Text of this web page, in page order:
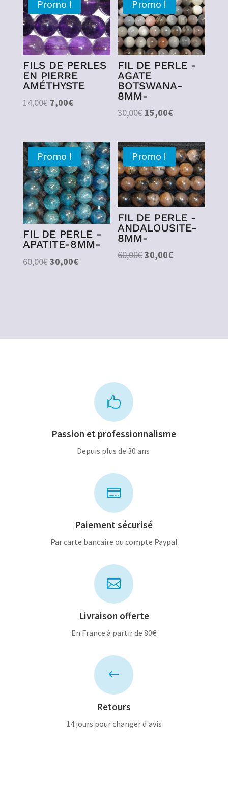
Promo !
FILS DE PERLES
EN PIERRE
AMÉTHYSTE
14,00€ Le
était :
14,00€.
7,00€Le
est :
7,00€.
Promo !
FIL DE PERLE -
AGATE
BOTSWANA-
8MM-
30,00€ Le
initial
était :
30,00€.
15,00€Le
actuel
est :
15,00€.
Promo !
FIL DE PERLE -
APATITE-8MM-
60,00€Le
30,00€Le
Promo !
FIL DE PERLE -
ANDALOUSITE-
8MM-
60,00€Le
30,00€Le

Passion et professionnalisme
Depuis plus de 30 ans

Paiement sécurisé
Par carte bancaire ou compte Paypal

Livraison offerte
En France à partir de 80€
#
Retours
14 jours pour changer d'avis